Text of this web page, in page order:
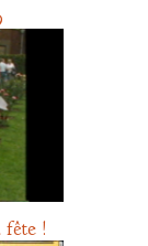
fête !